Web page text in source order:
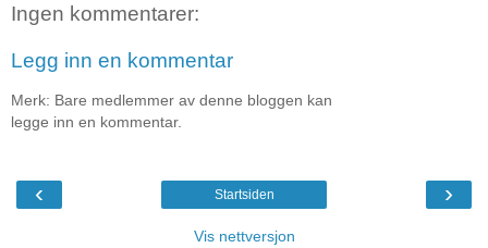
Ingen kommentarer:
Legg inn en kommentar
Merk: Bare medlemmer av denne bloggen kan
legge inn en kommentar.
‹ ›
Startsiden
Vis nettversjon